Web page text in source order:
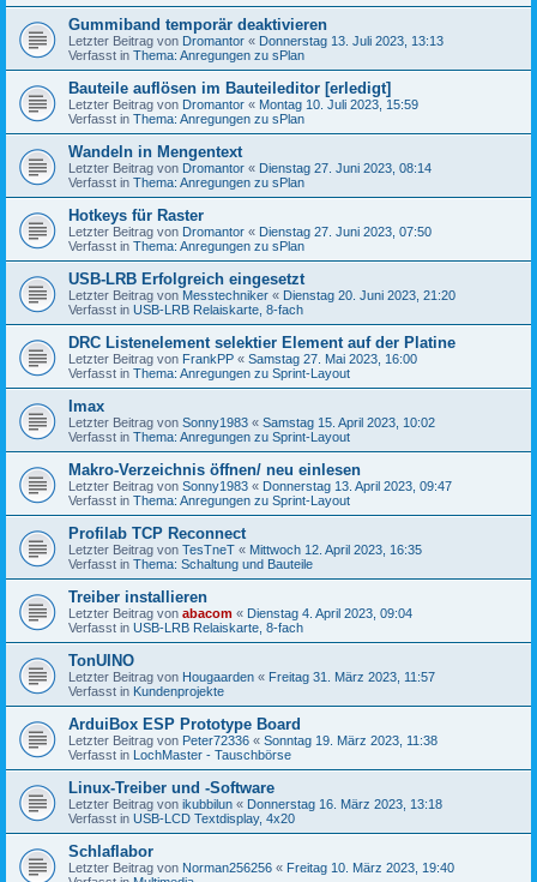
Gummiband temporär deaktivieren
Letzter Beitrag von Dromantor « Donnerstag 13. Juli 2023, 13:13
Verfasst in Thema: Anregungen zu sPlan
Bauteile auflösen im Bauteileditor [erledigt]
Letzter Beitrag von Dromantor « Montag 10. Juli 2023, 15:59
Verfasst in Thema: Anregungen zu sPlan
Wandeln in Mengentext
Letzter Beitrag von Dromantor « Dienstag 27. Juni 2023, 08:14
Verfasst in Thema: Anregungen zu sPlan
Hotkeys für Raster
Letzter Beitrag von Dromantor « Dienstag 27. Juni 2023, 07:50
Verfasst in Thema: Anregungen zu sPlan
USB-LRB Erfolgreich eingesetzt
Letzter Beitrag von Messtechniker « Dienstag 20. Juni 2023, 21:20
Verfasst in USB-LRB Relaiskarte, 8-fach
DRC Listenelement selektier Element auf der Platine
Letzter Beitrag von FrankPP « Samstag 27. Mai 2023, 16:00
Verfasst in Thema: Anregungen zu Sprint-Layout
Imax
Letzter Beitrag von Sonny1983 « Samstag 15. April 2023, 10:02
Verfasst in Thema: Anregungen zu Sprint-Layout
Makro-Verzeichnis öffnen/ neu einlesen
Letzter Beitrag von Sonny1983 « Donnerstag 13. April 2023, 09:47
Verfasst in Thema: Anregungen zu Sprint-Layout
Profilab TCP Reconnect
Letzter Beitrag von TesTneT « Mittwoch 12. April 2023, 16:35
Verfasst in Thema: Schaltung und Bauteile
Treiber installieren
Letzter Beitrag von abacom « Dienstag 4. April 2023, 09:04
Verfasst in USB-LRB Relaiskarte, 8-fach
TonUINO
Letzter Beitrag von Hougaarden « Freitag 31. März 2023, 11:57
Verfasst in Kundenprojekte
ArduiBox ESP Prototype Board
Letzter Beitrag von Peter72336 « Sonntag 19. März 2023, 11:38
Verfasst in LochMaster - Tauschbörse
Linux-Treiber und -Software
Letzter Beitrag von ikubbilun « Donnerstag 16. März 2023, 13:18
Verfasst in USB-LCD Textdisplay, 4x20
Schlaflabor
Letzter Beitrag von Norman256256 « Freitag 10. März 2023, 19:40